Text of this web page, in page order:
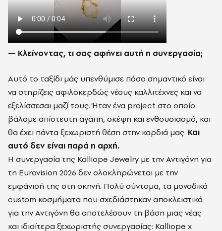
— Κλείνοντας, τι σας αφήνει αυτή η συνεργασία;
Αυτό το ταξίδι μάς υπενθύμισε πόσο σημαντικό είναι
να στηρίζεις αφιλοκερδώς νέους καλλιτέχνες και να
εξελίσσεσαι μαζί τους. Ήταν ένα project στο οποίο
βάλαμε απίστευτη αγάπη, σκέψη και ενθουσιασμό, και
θα έχει πάντα ξεχωριστή θέση στην καρδιά μας. Και
αυτό δεν είναι παρά η αρχή.
Η συνεργασία της Kalliope Jewelry με την Αντιγόνη για
τη Eurovision 2026 δεν ολοκληρώνεται με την
εμφάνισή της στη σκηνή. Πολύ σύντομα, τα μοναδικά
custom κοσμήματα που σχεδιάστηκαν αποκλειστικά
για την Αντιγόνη θα αποτελέσουν τη βάση μιας νέας
και ιδιαίτερα ξεχωριστής συνεργασίας: Kalliope x